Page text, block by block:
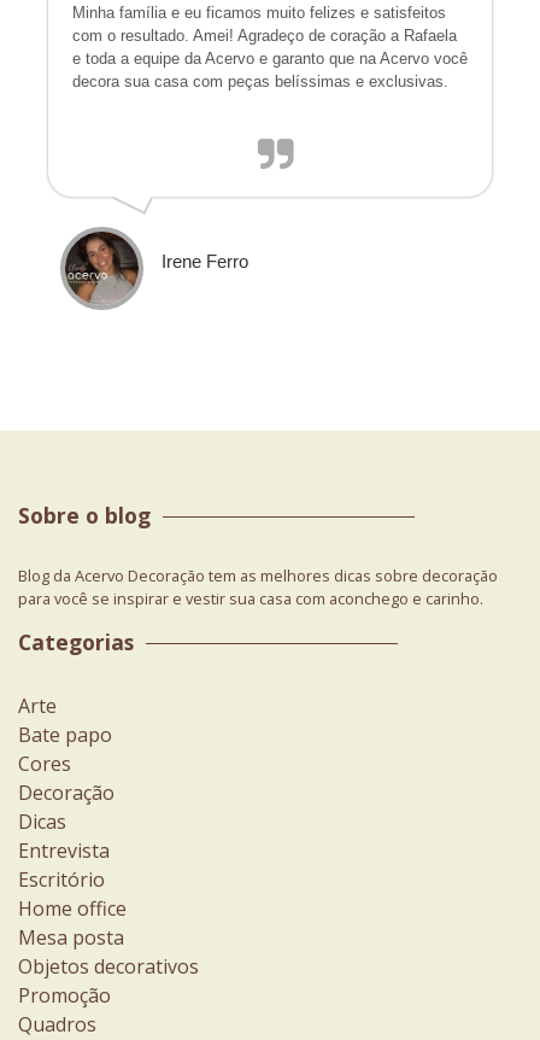
Minha família e eu ficamos muito felizes e satisfeitos
com o resultado. Amei! Agradeço de coração a Rafaela
e toda a equipe da Acervo e garanto que na Acervo você
decora sua casa com peças belíssimas e exclusivas.
Irene Ferro
Sobre o blog
Blog da Acervo Decoração tem as melhores dicas sobre decoração
para você se inspirar e vestir sua casa com aconchego e carinho.
Categorias
Arte
Bate papo
Cores
Decoração
Dicas
Entrevista
Escritório
Home office
Mesa posta
Objetos decorativos
Promoção
Quadros